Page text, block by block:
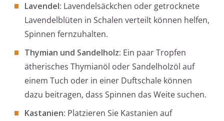
Lavendel: Lavendelsäckchen oder getrocknete
Lavendelblüten in Schalen verteilt können helfen,
Spinnen fernzuhalten.
Thymian und Sandelholz: Ein paar Tropfen
ätherisches Thymianöl oder Sandelholzöl auf
einem Tuch oder in einer Duftschale können
dazu beitragen, dass Spinnen das Weite suchen.
Kastanien: Platzieren Sie Kastanien auf